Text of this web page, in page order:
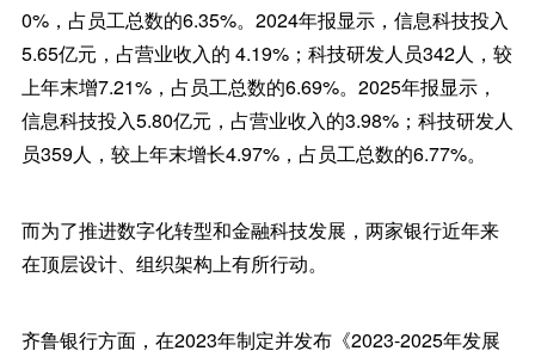
0%，占员工总数的6.35%。2024年报显示，信息科技投入
5.65亿元，占营业收入的 4.19%；科技研发人员342人，较
上年末增7.21%，占员工总数的6.69%。2025年报显示，
信息科技投入5.80亿元，占营业收入的3.98%；科技研发人
员359人，较上年末增长4.97%，占员工总数的6.77%。
而为了推进数字化转型和金融科技发展，两家银行近年来
在顶层设计、组织架构上有所行动。
齐鲁银行方面，在2023年制定并发布《2023-2025年发展